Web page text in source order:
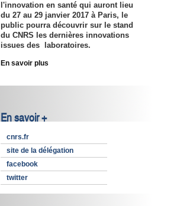
l'innovation en santé qui auront lieu
du 27 au 29 janvier 2017 à Paris, le
public pourra découvrir sur le stand
du CNRS les dernières innovations
issues des laboratoires.
En savoir plus
En savoir +
cnrs.fr
site de la délégation
facebook
twitter